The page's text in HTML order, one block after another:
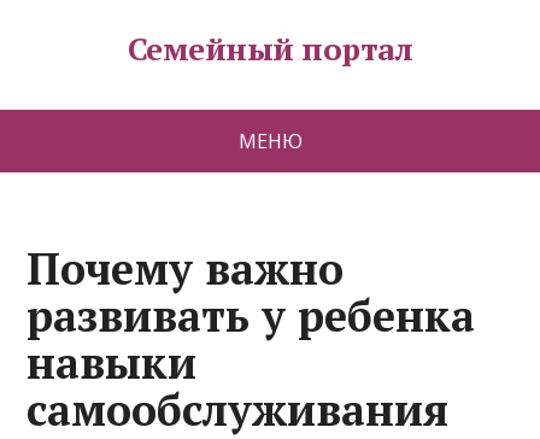
Семейный портал
МЕНЮ
Почему важно
развивать у ребенка
навыки
самообслуживания